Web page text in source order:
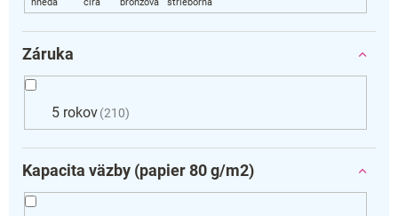
Záruka
5 rokov 210
Kapacita väzby (papier 80 g/m2)